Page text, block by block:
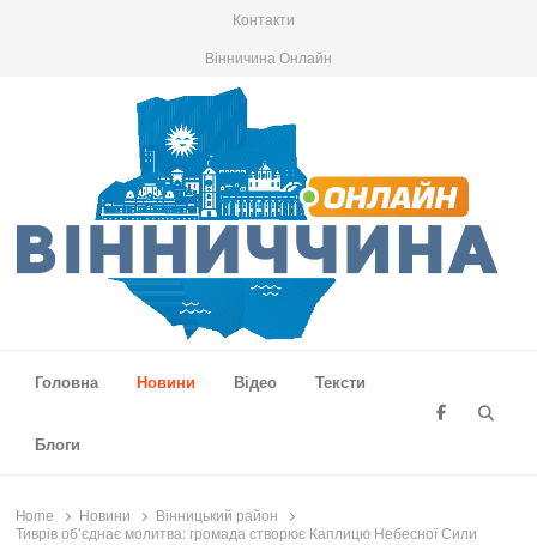
Контакти
Вінничина Онлайн
Головна
Новини Відео Тексти
Блоги
Home Новини
Вінницький район
Тиврів об’єднає молитва: громада створює Каплицю Небесної Сили